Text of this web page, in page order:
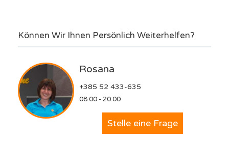
Können Wir Ihnen Persönlich Weiterhelfen?
Rosana
+385 52 433-635
08:00 - 20:00
Stelle eine Frage